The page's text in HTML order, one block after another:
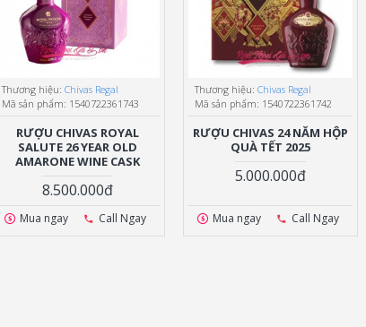
Thương hiệu: Chivas Regal
Mã sản phẩm: 1540722361743
RƯỢU CHIVAS ROYAL
SALUTE 26 YEAR OLD
AMARONE WINE CASK
8.500.000đ
Mua ngay Call Ngay
Thương hiệu: Chivas Regal
Mã sản phẩm: 1540722361742
RƯỢU CHIVAS 24 NĂM HỘP
QUÀ TẾT 2025
5.000.000đ
Mua ngay Call Ngay